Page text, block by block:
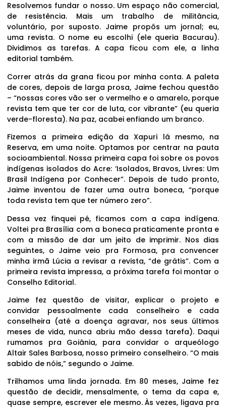
Resolvemos fundar o nosso. Um espaço não comercial,
de resistência. Mais um trabalho de militância,
voluntário, por suposto. Jaime propôs um jornal; eu,
uma revista. O nome eu escolhi (ele queria Bacurau).
Dividimos as tarefas. A capa ficou com ele, a linha
editorial também.
Correr atrás da grana ficou por minha conta. A paleta
de cores, depois de larga prosa, Jaime fechou questão
– “nossas cores vão ser o vermelho e o amarelo, porque
revista tem que ter cor de luta, cor vibrante” (eu queria
verde-floresta). Na paz, acabei enfiando um branco.
Fizemos a primeira edição da Xapuri lá mesmo, na
Reserva, em uma noite. Optamos por centrar na pauta
socioambiental. Nossa primeira capa foi sobre os povos
indígenas isolados do Acre: ‘Isolados, Bravos, Livres: Um
Brasil Indígena por Conhecer”. Depois de tudo pronto,
Jaime inventou de fazer uma outra boneca, “porque
toda revista tem que ter número zero”.
Dessa vez finquei pé, ficamos com a capa indígena.
Voltei pra Brasília com a boneca praticamente pronta e
com a missão de dar um jeito de imprimir. Nos dias
seguintes, o Jaime veio pra Formosa, pra convencer
minha irmã Lúcia a revisar a revista, “de grátis”. Com a
primeira revista impressa, a próxima tarefa foi montar o
Conselho Editorial.
Jaime fez questão de visitar, explicar o projeto e
convidar pessoalmente cada conselheiro e cada
conselheira (até a doença agravar, nos seus últimos
meses de vida, nunca abriu mão dessa tarefa). Daqui
rumamos pra Goiânia, para convidar o arqueólogo
Altair Sales Barbosa, nosso primeiro conselheiro. “O mais
sabido de nóis,” segundo o Jaime.
Trilhamos uma linda jornada. Em 80 meses, Jaime fez
questão de decidir, mensalmente, o tema da capa e,
quase sempre, escrever ele mesmo. Às vezes, ligava pra